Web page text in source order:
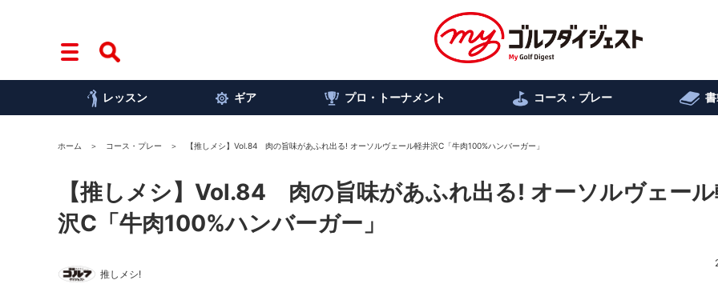
レッスン ギア プロ・トーナメント コース・プレー
ホーム コース・プレー 【推しメシ】Vol.84 肉の旨味があふれ出る! オーソルヴェール軽井沢C「牛肉100%ハンバーガー」
【推しメシ】Vol.84 肉の旨味があふれ出る! オーソルヴェー
沢C「牛肉100%ハンバーガー」
推しメシ!